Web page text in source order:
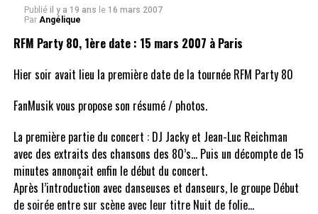
Publié il y a 19 ans le 16 mars 2007
Par Angélique
RFM Party 80, 1ère date : 15 mars 2007 à Paris
Hier soir avait lieu la première date de la tournée RFM Party 80
FanMusik vous propose son résumé / photos.
La première partie du concert : DJ Jacky et Jean-Luc Reichman
avec des extraits des chansons des 80’s… Puis un décompte de 15
minutes annonçait enfin le début du concert.
Après l’introduction avec danseuses et danseurs, le groupe Début
de soirée entre sur scène avec leur titre Nuit de folie…